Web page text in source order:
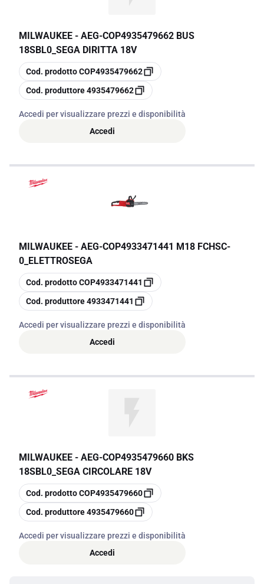
MILWAUKEE - AEG-COP4935479662 BUS
18SBL0_SEGA DIRITTA 18V
copia
Cod. prodottoCOP4935479662
copia
Cod. produttore4935479662
Accedi per visualizzare prezzi e disponibilità
Accedi
MILWAUKEE - AEG-COP4933471441 M18 FCHSC-
0_ELETTROSEGA
copia
Cod. prodottoCOP4933471441
copia
Cod. produttore4933471441
Accedi per visualizzare prezzi e disponibilità
Accedi
MILWAUKEE - AEG-COP4935479660 BKS
18SBL0_SEGA CIRCOLARE 18V
copia
Cod. prodottoCOP4935479660
copia
Cod. produttore4935479660
Accedi per visualizzare prezzi e disponibilità
Accedi